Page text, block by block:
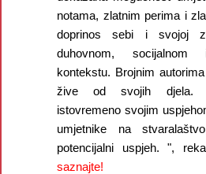
notama, zlatnim perima i
doprinos sebi i svojoj
duhovnom, socijalnom
kontekstu. Brojnim
žive od svojih djela.
istovremeno svojim
umjetnike na
potencijalni uspjeh. ",
saznajte!